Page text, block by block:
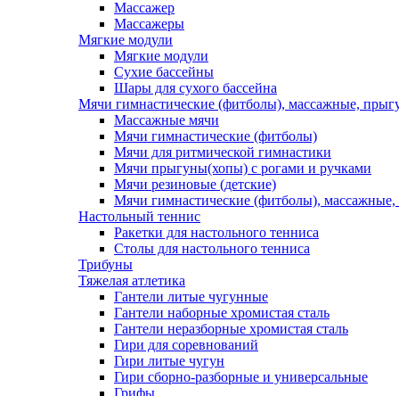
Массажер
Массажеры
Мягкие модули
Мягкие модули
Сухие бассейны
Шары для сухого бассейна
Мячи гимнастические (фитболы), массажные,
Массажные мячи
Мячи гимнастические (фитболы)
Мячи для ритмической гимнастики
Мячи прыгуны(хопы) с рогами и ручками
Мячи резиновые (детские)
Мячи гимнастические (фитболы),
Настольный теннис
Ракетки для настольного тенниса
Столы для настольного тенниса
Трибуны
Тяжелая атлетика
Гантели литые чугунные
Гантели наборные хромистая сталь
Гантели неразборные хромистая сталь
Гири для соревнований
Гири литые чугун
Гири сборно-разборные и универсальные
Грифы